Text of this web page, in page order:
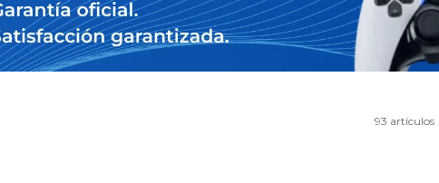
93 artículos